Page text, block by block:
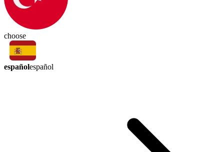
choose
españolespañol